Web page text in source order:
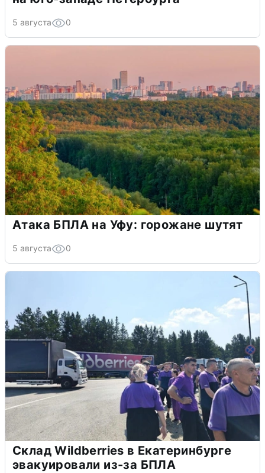
5 августа 0
Атака БПЛА на Уфу: горожане шутят
5 августа 0
Склад Wildberries в Екатеринбурге
эвакуировали из-за БПЛА